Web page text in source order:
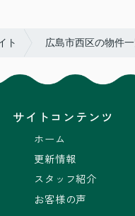
ト 広島市西区の物件
サイトコンテンツ
ホーム
更新情報
スタッフ紹介
お客様の声